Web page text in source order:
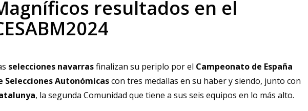
resultados en el
selecciones navarrasfinalizan su periplo por el Campeonato de España
Selecciones Autonómicascon tres medallas en su haber y siendo, junto con
, la segunda Comunidad que tiene a sus seis equipos en lo más alto.